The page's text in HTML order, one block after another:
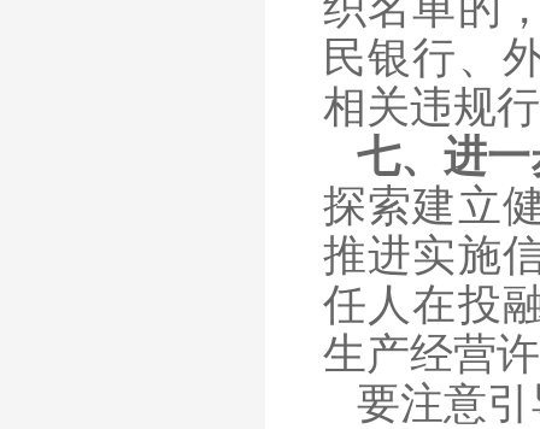
民银行、
相关违规
七、进
探索建立
推进实施
任人在投
生产经营
要注意